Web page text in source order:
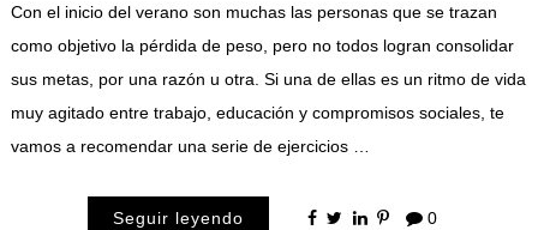
Con el inicio del verano son muchas las personas que se trazan
como objetivo la pérdida de peso, pero no todos logran consolidar
sus metas, por una razón u otra. Si una de ellas es un ritmo de vida
muy agitado entre trabajo, educación y compromisos sociales, te
vamos a recomendar una serie de ejercicios …
Seguir leyendo 0